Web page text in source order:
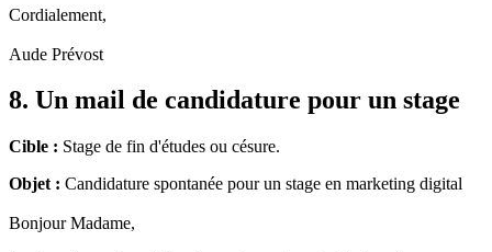
Cordialement,
Aude Prévost
8. Un mail de candidature pour un stage
Cible : Stage de fin d'études ou césure.
Objet : Candidature spontanée pour un stage en marketing digital
Bonjour Madame,